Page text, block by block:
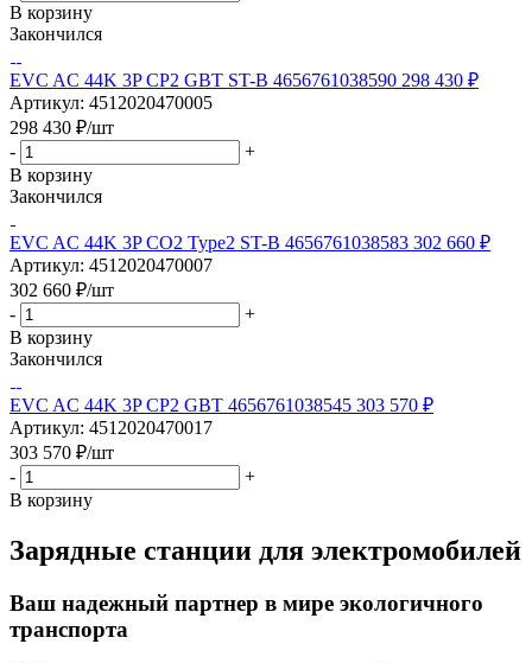
В корзину
Закончился
EVC AC 44K 3P CP2 GBT ST-B 4656761038590 298 430 ₽
Артикул: 4512020470005
298 430 ₽/шт
-
+
В корзину
Закончился
EVC AC 44K 3P CO2 Type2 ST-B 4656761038583 302 660 ₽
Артикул: 4512020470007
302 660 ₽/шт
-
+
В корзину
Закончился
EVC AC 44K 3P CP2 GBT 4656761038545 303 570 ₽
Артикул: 4512020470017
303 570 ₽/шт
-
+
В корзину
Зарядные станции для электромобилей
Ваш надежный партнер в мире экологичного
транспорта